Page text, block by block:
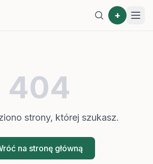
+
404
strony, której szukasz.
na stronę główną